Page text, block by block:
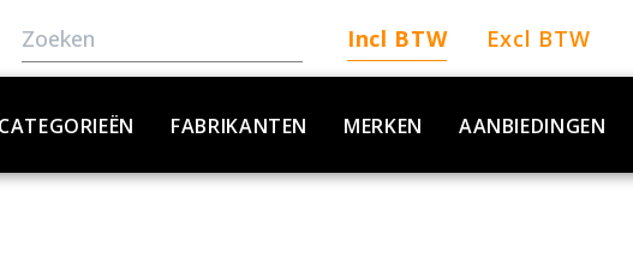
Incl BTW Excl BTW
CATEGORIEËN FABRIKANTEN MERKEN AANBIEDINGEN